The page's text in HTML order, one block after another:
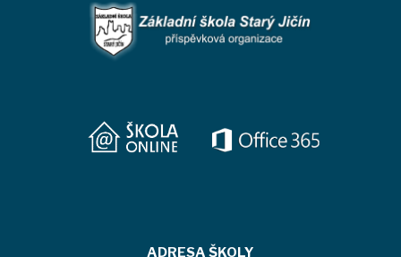
ADRESA ŠKOLY